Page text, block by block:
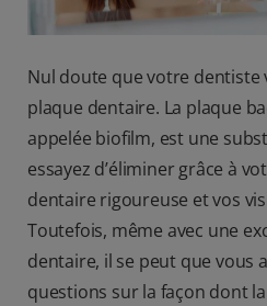
Nul doute que votre dentiste
plaque dentaire. La plaque
appelée biofilm, est une
essayez d’éliminer grâce à
dentaire rigoureuse et vos
Toutefois, même avec une
dentaire, il se peut que vous
questions sur la façon dont